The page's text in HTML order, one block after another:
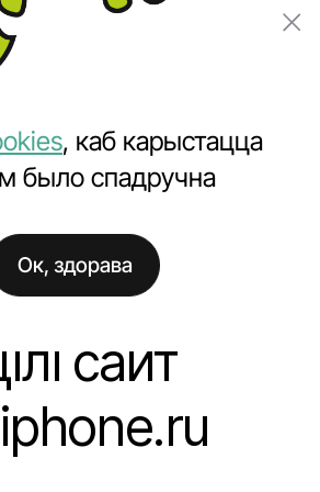
Запусцілі сайт weloveiphone.ru
сайт
, каб карыстацца
было спадручна
Ок, здорава